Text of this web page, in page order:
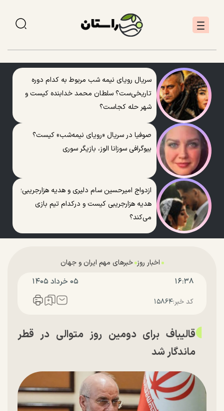
سریال رویای نیمه شب مربوط به کدام دوره
تاریخی‌ست؟ سلطان محمد خدابنده کیست و
شهر حله کجاست؟
صوفیا در سریال «رویای نیمه‌شب» کیست؟
بیوگرافی سوزانا الوز، بازیگر سوری
ازدواج امیرحسین سام دلیری و هدیه هزارجریبی؛
هدیه هزارجریبی کیست و درکدام تیم بازی
می‌کند؟
اخبار روز خبرهای مهم ایران و جهان
۱۶:۳۸ ۰۵ خرداد ۱۴۰۵
کد خبر:۱۵۸۶۴
قالیباف برای دومین روز متوالی در قطر
ماندگار شد